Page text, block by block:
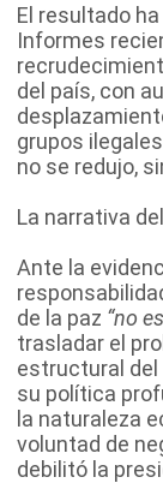
El resultado
Informes
del país, con
grupos
no se redujo,
La narrativa
Ante la
de la paz “no
trasladar el
estructural del
su política
la naturaleza
voluntad de
debilitó la